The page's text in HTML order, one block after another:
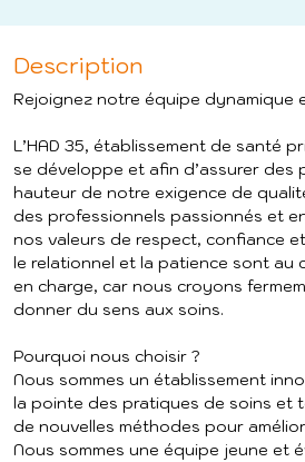
Description
Rejoignez notre équipe dynamique
L’HAD 35, établissement de santé
se développe et afin d’assurer des
hauteur de notre exigence de
des professionnels passionnés et
nos valeurs de respect, confiance
le relationnel et la patience sont
en charge, car nous croyons
donner du sens aux soins.
Pourquoi nous choisir ?
Nous sommes un établissement
la pointe des pratiques de soins et
de nouvelles méthodes pour
Nous sommes une équipe jeune et